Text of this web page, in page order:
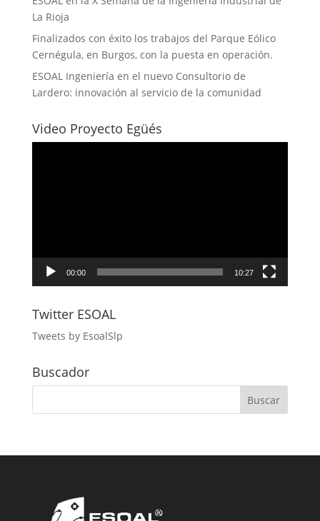
La Rioja
Finalizados con éxito los trabajos del Parque Eólico
Cernégula, en Burgos, con la puesta en operación.
ESOAL Ingeniería en el nuevo Consultorio de
Lardero: innovación al servicio de la comunidad
Video Proyecto Egüés
00:00 10:27
Twitter ESOAL
Tweets by EsoalSlp
Buscador